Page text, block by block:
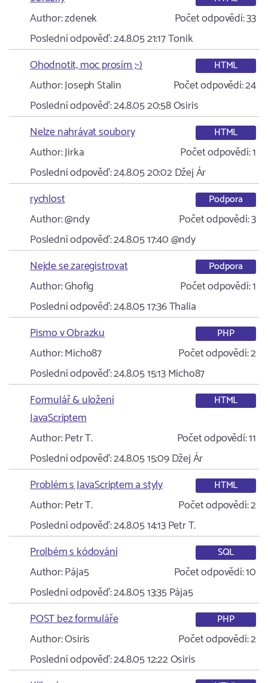
Author:zdenek Počet odpovědí:33
Poslední odpověď:24.8.05 21:17Tonik
Ohodnotit, moc prosím ;-)
HTML
Author:Joseph Stalin Počet odpovědí:24
Poslední odpověď:24.8.05 20:58Osiris
Nelze nahrávat soubory
HTML
Author:Jirka Počet odpovědí:1
Poslední odpověď:24.8.05 20:02Džej Ár
rychlost
Podpora
Author:@ndy Počet odpovědí:3
Poslední odpověď:24.8.05 17:40@ndy
Nejde se zaregistrovat
Podpora
Author:Ghofig Počet odpovědí:1
Poslední odpověď:24.8.05 17:36Thalia
Pismo v Obrazku
PHP
Author:Micho87 Počet odpovědí:2
Poslední odpověď:24.8.05 15:13Micho87
Formulář & uložení
JavaScriptem
HTML
Author:Petr T. Počet odpovědí:11
Poslední odpověď:24.8.05 15:09Džej Ár
Problém s JavaScriptem a styly
HTML
Author:Petr T. Počet odpovědí:2
Poslední odpověď:24.8.05 14:13Petr T.
Prolbém s kódování
SQL
Author:Pája5 Počet odpovědí:10
Poslední odpověď:24.8.05 13:35Pája5
POST bez formuláře
PHP
Author:Osiris Počet odpovědí:2
Poslední odpověď:24.8.05 12:22Osiris